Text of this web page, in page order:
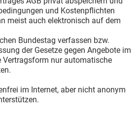
und Kostenpflichten
meist auch elektronisch auf dem
Bundestag verfassen bzw.
der Gesetze gegen Angebote im
Vertragsform nur automatische
im Internet, aber nicht anonym